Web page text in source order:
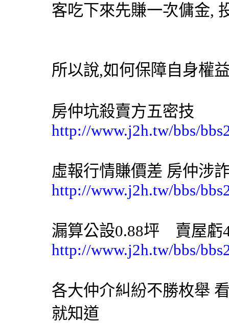
客吃下來先賺一次傭金,
所以說,如何保障自身權
房仲坑殺賣方五密技
http://www.j2h.tw/bbs/
虛報行情賺價差 房仲涉
http://www.j2h.tw/bbs/
漏算公設0.88坪 賣屋虧
http://www.j2h.tw/bbs/
各大仲介糾紛不勝枚舉
就知道